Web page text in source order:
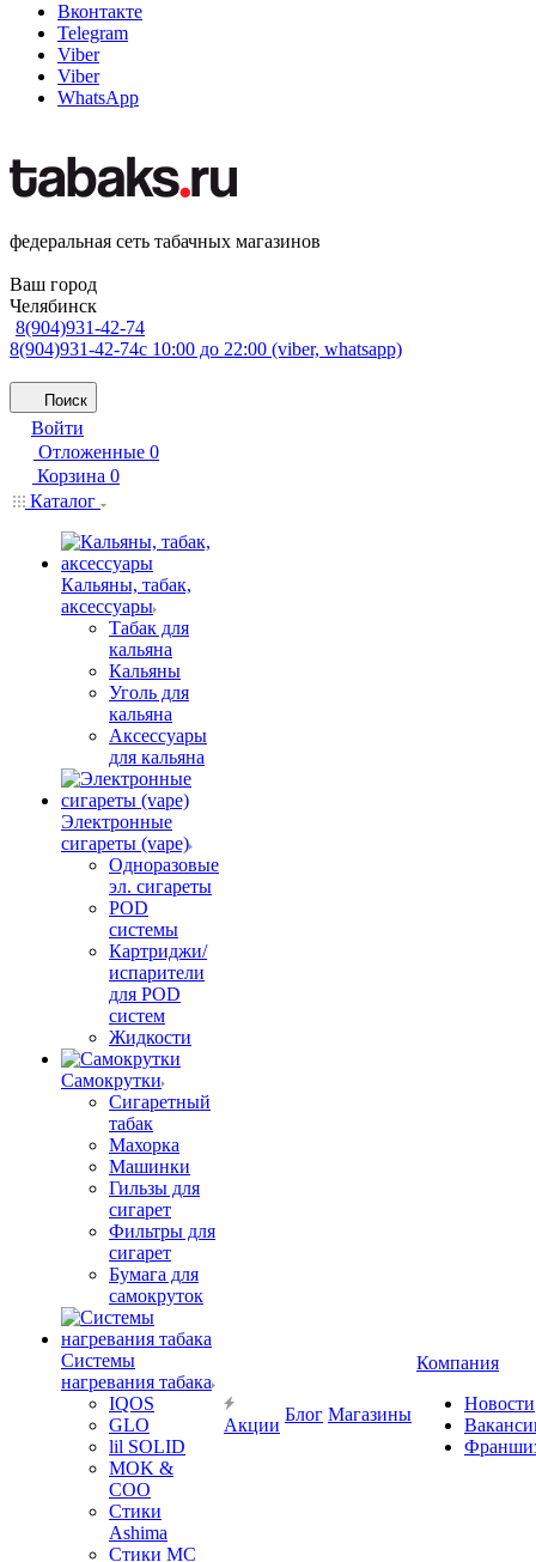
Вконтакте
Telegram
Viber
Viber
WhatsApp
федеральная сеть табачных магазинов
Ваш город
Челябинск
8(904)931-42-74
8(904)931-42-74с 10:00 до 22:00 (viber, whatsapp)
Поиск
Войти
Отложенные 0
Корзина 0
Каталог
Кальяны, табак,
аксессуары
Табак для
кальяна
Кальяны
Уголь для
кальяна
Аксессуары
для кальяна
Электронные
сигареты (vape)
Одноразовые
эл. сигареты
POD
системы
Картриджи/
испарители
для POD
систем
Жидкости
Самокрутки
Сигаретный
табак
Махорка
Машинки
Гильзы для
сигарет
Фильтры для
сигарет
Бумага для
самокруток
Системы
нагревания табака
IQOS
GLO
lil SOLID
MOK &
COO
Стики
Ashima
Стики MC
Акции
Блог Магазины
Компания
Новости